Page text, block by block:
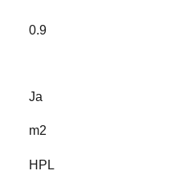
0.9
Ja
m2
HPL